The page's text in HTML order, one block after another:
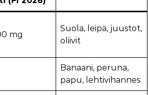
mg
Suola, leipä, juustot,
oliivit
Banaani, peruna,
papu, lehtivihannes